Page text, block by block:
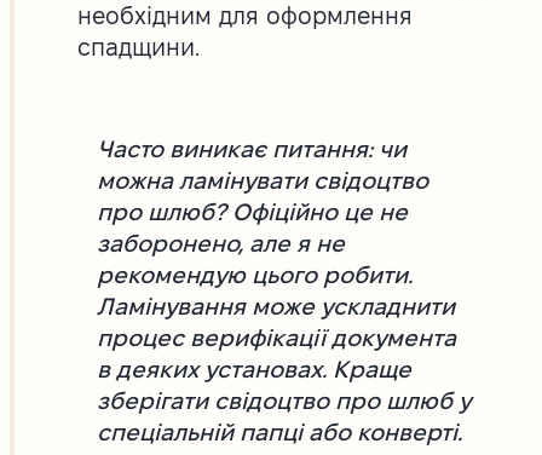
необхідним для оформлення
спадщини.
Часто виникає питання: чи
можна ламінувати свідоцтво
про шлюб? Офіційно це не
заборонено, але я не
рекомендую цього робити.
Ламінування може ускладнити
процес верифікації документа
в деяких установах. Краще
зберігати свідоцтво про шлюб у
спеціальній папці або конверті.